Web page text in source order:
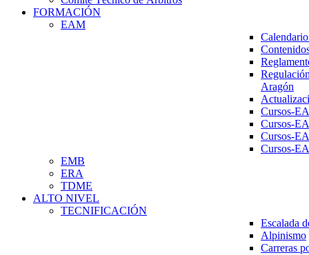
FORMACIÓN
EAM
Aragón
Cursos-
Cursos-
Cursos-
Cursos-
EMB
ERA
TDME
ALTO NIVEL
TECNIFICACIÓN
Escalada
Alpinismo
Carreras